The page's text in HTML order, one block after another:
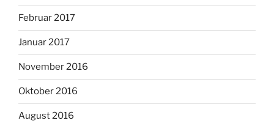
Februar 2017
Januar 2017
November 2016
Oktober 2016
August 2016